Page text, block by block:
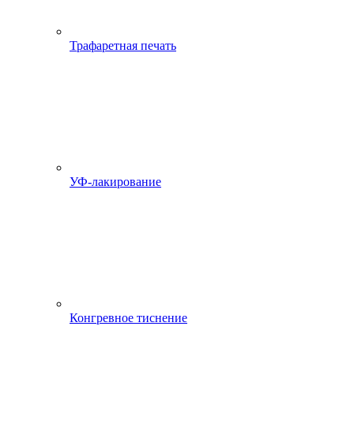
Трафаретная печать
УФ-лакирование
Конгревное тиснение